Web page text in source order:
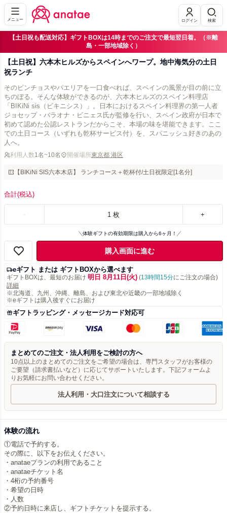
メニュー ログイン 検索
【土日祝も配送対応】ギフトBOXは14時までのご注文で最短翌日着。（※離
島・一部地域除く）
【土日祝】六本木ヒルズからスペインへワープ。地中海気分の土日
祝ランチ
そのピンチョスやパエリアを一口食べれば、スペインの風景が目の前に立
ちのぼる。そんな体験ができるのが、六本木ヒルズのスペイン料理店
「BIKiNi sis（ビキニシス）」。日本におけるスペイン料理界の第一人者
ジョセップ・バラオナ・ビニェス氏が監修を行い、スペイン政府が日本で
初めて認めた公認レストランだからこそ、本場の味を堪能できます。ここ
での土日コース（いずれも乾杯サービス付）を、スパニッシュ好きのあの
人へ。
利用人数1名~10名 開催場所東京都 港区
【BIKiNi SIS六本木店】 ランチコース＋乾杯付/土日祝限定[1名分]
合計(税込)
- 1 枚 +
体験ギフトの有効期限は購入から6ヶ月！
購入画面に進む
eギフト または ギフトBOXから選べます
ギフトBOXは、最短のお届け 明日 8月11日(火) (13時間15分にご注文の場合)
詳細
※北海道、九州、沖縄、離島、および東北や近畿の一部地域除く
※eギフトは購入後すぐにお届け
ギフトラッピング・メッセージカード対応可
まとめてのご注文・法人利用をご検討の方へ
10点以上のまとめてのご注文をご希望の場合は、専門スタッフがお客様の
ご要望（請求書払いなど）に応じてサポートいたします。下記フォームよ
りお気軽にお問い合わせください。
法人利用・大口注文について相談する
体験の流れ
①電話で予約する。
その際に、以下をお伝えください。
・anataeプランの利用であること
・anataeチケット名
・4桁の予約番号
・希望の日時
・人数
②予約日時に来店し、ギフトチケットを提示する。